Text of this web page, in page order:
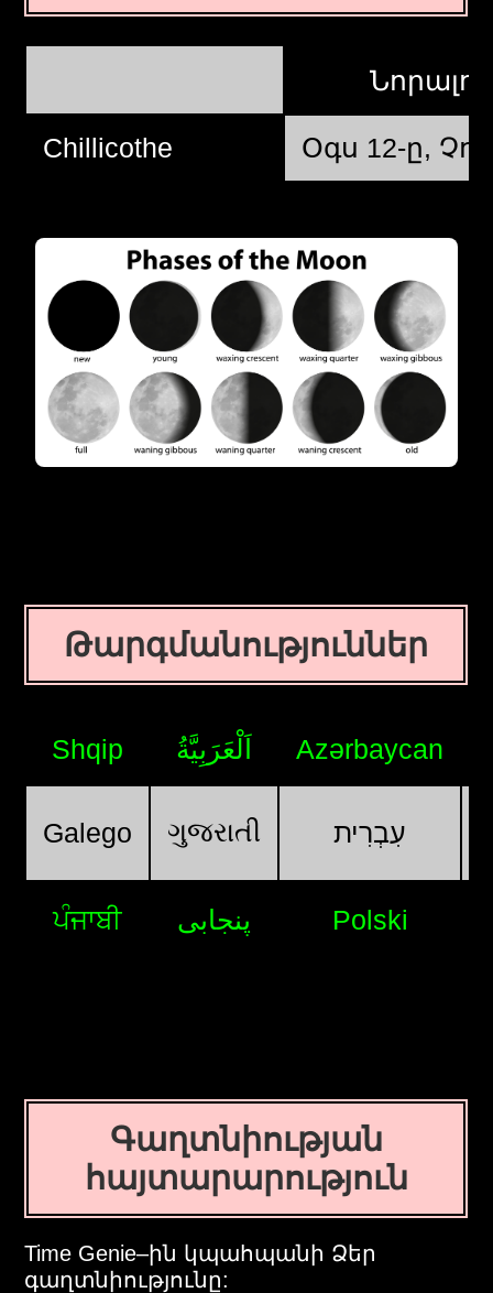
Chillicothe Օգս 12-ը,
Թարգմանություններ
Shqip اَلْعَرَبِيَّةُ Azərbaycan
Galego ગુજરાતી עִבְרִית
ਪੰਜਾਬੀ پنجابی Polski
Գաղտնիության
հայտարարություն
Time Genie–ին կպահպանի Ձեր
գաղտնիությունը: